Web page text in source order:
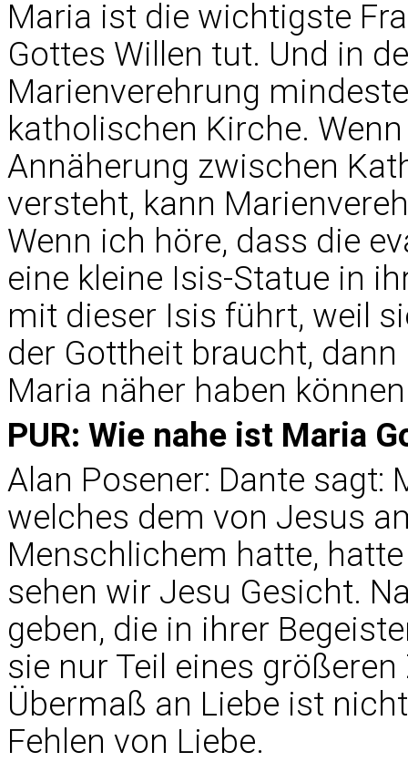
Maria ist die wichtigste
Gottes Willen tut. Und in
Marienverehrung
katholischen Kirche.
Annäherung zwischen
versteht, kann
Wenn ich höre, dass die
eine kleine Isis-Statue in
mit dieser Isis führt, weil
der Gottheit braucht,
Maria näher haben
PUR: Wie nahe ist Maria
Alan Posener: Dante sagt:
welches dem von Jesus
Menschlichem hatte,
sehen wir Jesu Gesicht.
geben, die in ihrer
sie nur Teil eines
Übermaß an Liebe ist
Fehlen von Liebe.